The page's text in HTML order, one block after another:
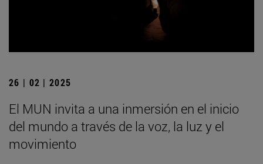
26 | 02 | 2025
El MUN invita a una inmersión en el inicio
del mundo a través de la voz, la luz y el
movimiento